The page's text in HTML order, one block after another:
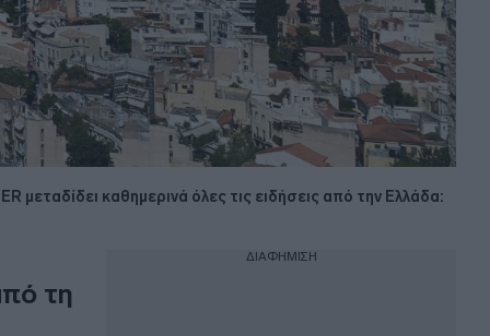
μεταδίδει καθημερινά όλες τις ειδήσεις από την Ελλάδα:
τη
ΔΙΑΦΗΜΙΣΗ